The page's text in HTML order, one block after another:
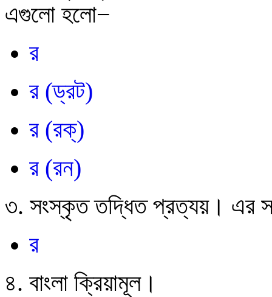
এগুলো হলো−
র
র (ড্রট)
র (রক্)
র (রন)
৩. সংস্কৃত তদ্ধিত প্রত্যয়। এর
র
৪. বাংলা ক্রিয়ামূল।